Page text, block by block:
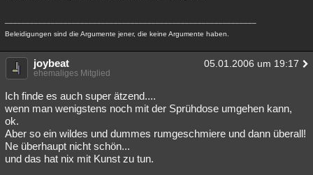
Beleidigungen sind die Argumente jener, die keine Argumente haben.
joybeat 05.01.2006 um 19:17
ehemaliges Mitglied
Ich finde es auch super ätzend....
wenn man wenigstens noch mit der Sprühdose umgehen kann,
ok.
Aber so ein wildes und dummes rumgeschmiere und dann überall!
Ne überhaupt nicht schön...
und das hat nix mit Kunst zu tun.